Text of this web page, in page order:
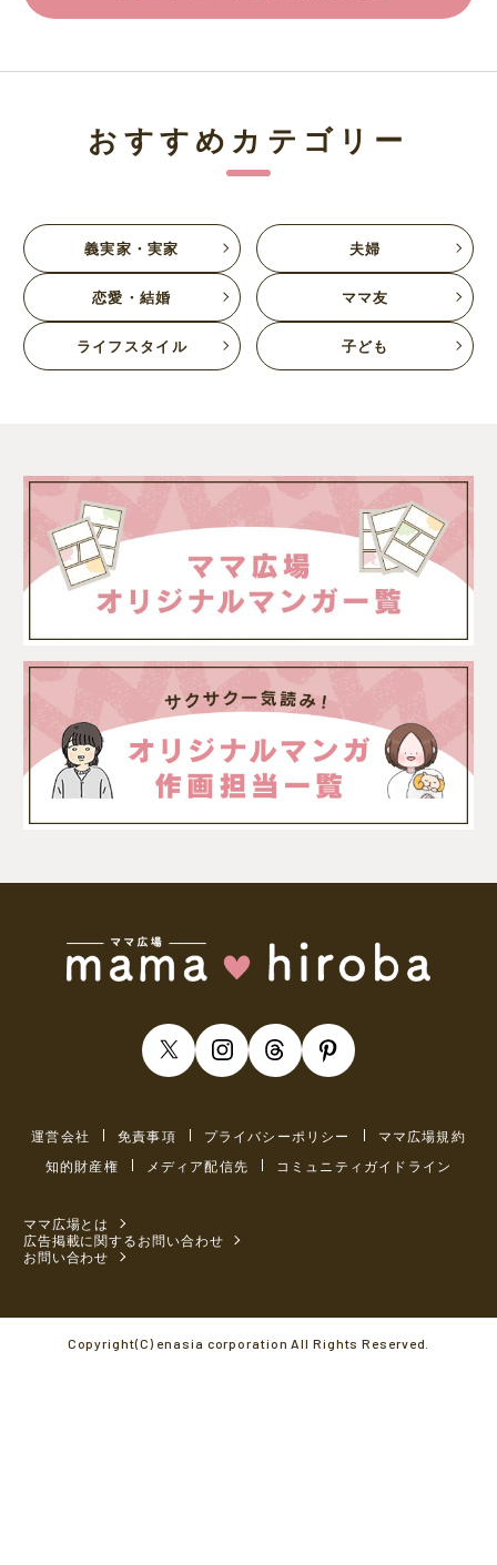
おすすめカテゴリー
義実家・実家 夫婦
恋愛・結婚 ママ友
ライフスタイル 子ども
運営会社 免責事項 プライバシーポリシー
ママ広場規約
知的財産権
メディア配信先 コミュニティガイドライン
ママ広場とは
広告掲載に関するお問い合わせ
お問い合わせ
Copyright(C) enasia corporation All Rights Reserved.